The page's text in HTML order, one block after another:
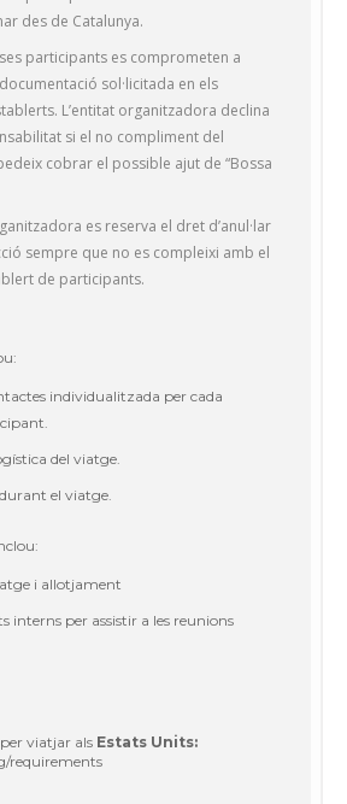
des de Catalunya.
participants es comprometen a
sol·licitada en els
L’entitat organitzadora declina
si el no compliment del
cobrar el possible ajut de “Bossa
es reserva el dret d’anul·lar
sempre que no es compleixi amb el
de participants.
individualitzada per cada
del viatge.
el viatge.
i allotjament
interns per assistir a les reunions
viatjar als Estats Units:
requirements